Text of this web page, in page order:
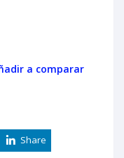
a comparar
Share